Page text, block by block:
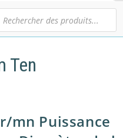
Ten
mn Puissance